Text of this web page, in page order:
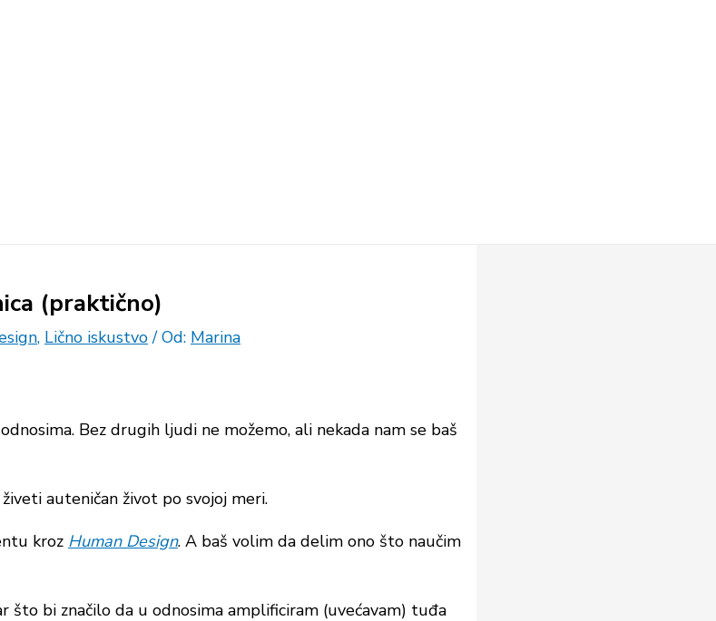
(praktično)
, Lično iskustvo/ Od: Marina
Bez drugih ljudi ne možemo, ali nekada nam se baš
auteničan život po svojoj meri.
kroz Human Design. A baš volim da delim ono što naučim
što bi značilo da u odnosima amplificiram (uvećavam) tuđa